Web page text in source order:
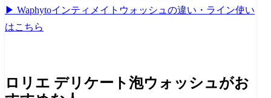
▶ Waphytoインティメイトウォッシュの違い・ライン使い
はこちら
ロリエ デリケート泡ウォッシュがお